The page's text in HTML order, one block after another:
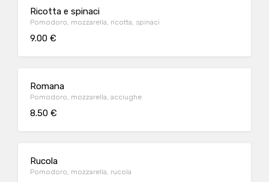
Ricotta e spinaci
Pomodoro, mozzarella, ricotta, spinaci
9.00 €
Romana
Pomodoro, mozzarella, acciughe
8.50 €
Rucola
Pomodoro, mozzarella, rucola